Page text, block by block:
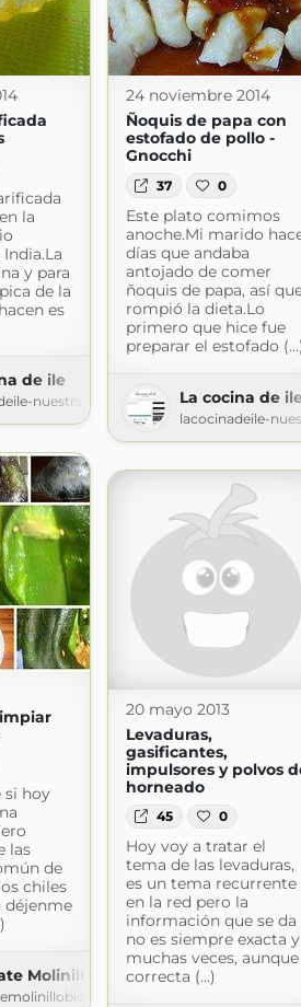
la
y para
de la
es
de ile
nuestrasrecetas.blogspot.com
24 noviembre 2014
Ñoquis de papa con
estofado de pollo -
Gnocchi
37 0
Este plato comimos
anoche.Mi marido
días que andaba
antojado de comer
ñoquis de papa, así
rompió la dieta.Lo
primero que hice fue
preparar el estofado
La cocina de
lacocinadeile-
si hoy
las
de
chiles
déjenme
Molinillo
20 mayo 2013
Levaduras,
gasificantes,
impulsores y polvos
horneado
45 0
Hoy voy a tratar el
tema de las levaduras,
es un tema recurrente
en la red pero la
información que se da
no es siempre exacta y
muchas veces, aunque
correcta (...)